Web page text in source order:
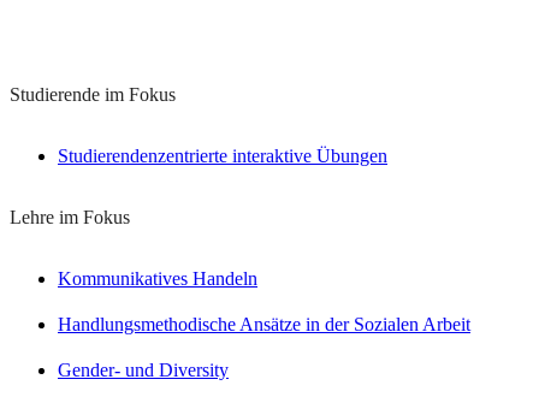
Studierende im Fokus
Studierendenzentrierte interaktive Übungen
Lehre im Fokus
Kommunikatives Handeln
Handlungsmethodische Ansätze in der Sozialen Arbeit
Gender- und Diversity